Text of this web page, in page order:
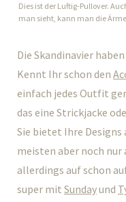
Dies ist der Luftig-Pullover.
man sieht, kann man die
Die Skandinavier
Kennt Ihr schon den
einfach jedes Outfit
das eine Strickjacke
Sie bietet Ihre Designs
meisten aber noch nur
allerdings auf schon
super mit Sundayund